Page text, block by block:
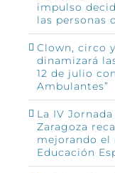
impulso
las personas
Clown, circo
dinamizará
12 de julio
Ambulantes”
La IV
Zaragoza
mejorando el
Educación